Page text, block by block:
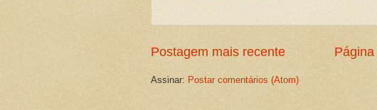
Postagem mais recente
Assinar: Postar comentários (Atom)